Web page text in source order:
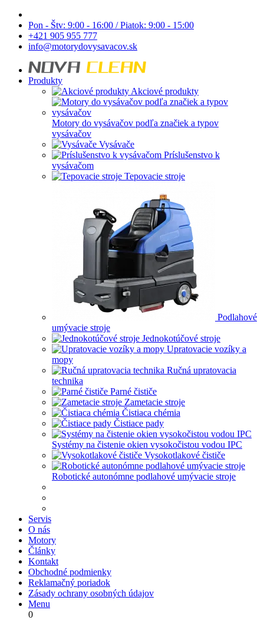
Pon - Štv: 9:00 - 16:00 / Piatok: 9:00 - 15:00
+421 905 955 777
info@motorydovysavacov.sk
Produkty
Akciové produkty
Motory do vysávačov podľa značiek a typov
vysávačov
Vysávače
Príslušenstvo k
vysávačom
Tepovacie stroje
Podlahové
umývacie stroje
Jednokotúčové stroje
Upratovacie vozíky a
mopy
Ručná upratovacia
technika
Parné čističe
Zametacie stroje
Čistiaca chémia
Čistiace pady
Systémy na čistenie okien vysokočistou vodou IPC
Vysokotlakové čističe
Robotické autonómne podlahové umývacie stroje
Servis
O nás
Motory
Články
Kontakt
Obchodné podmienky
Reklamačný poriadok
Zásady ochrany osobných údajov
Menu
0